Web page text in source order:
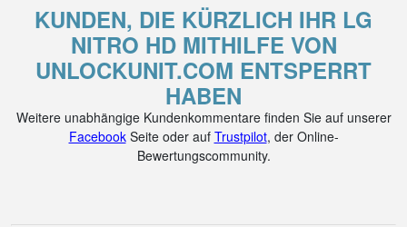
KUNDEN, DIE KÜRZLICH IHR LG
NITRO HD MITHILFE VON
UNLOCKUNIT.COM ENTSPERRT
HABEN
Weitere unabhängige Kundenkommentare finden Sie auf unserer
FacebookSeite oder auf Trustpilot, der Online-
Bewertungscommunity.